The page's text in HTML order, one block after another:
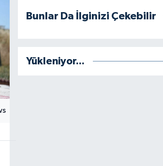
Bunlar Da İlginizi Çekebilir
Yükleniyor...